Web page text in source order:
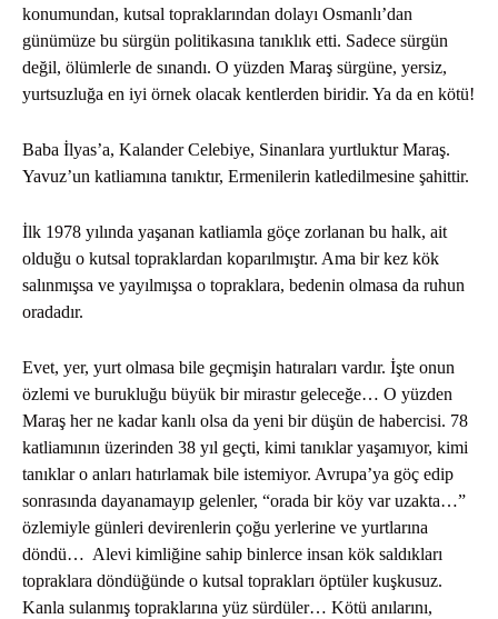
konumundan, kutsal topraklarından dolayı Osmanlı’dan
günümüze bu sürgün politikasına tanıklık etti. Sadece sürgün
değil, ölümlerle de sınandı. O yüzden Maraş sürgüne, yersiz,
yurtsuzluğa en iyi örnek olacak kentlerden biridir. Ya da en kötü!
Baba İlyas’a, Kalander Celebiye, Sinanlara yurtluktur Maraş.
Yavuz’un katliamına tanıktır, Ermenilerin katledilmesine şahittir.
İlk 1978 yılında yaşanan katliamla göçe zorlanan bu halk, ait
olduğu o kutsal topraklardan koparılmıştır. Ama bir kez kök
salınmışsa ve yayılmışsa o topraklara, bedenin olmasa da ruhun
oradadır.
Evet, yer, yurt olmasa bile geçmişin hatıraları vardır. İşte onun
özlemi ve burukluğu büyük bir mirastır geleceğe… O yüzden
Maraş her ne kadar kanlı olsa da yeni bir düşün de habercisi. 78
katliamının üzerinden 38 yıl geçti, kimi tanıklar yaşamıyor, kimi
tanıklar o anları hatırlamak bile istemiyor. Avrupa’ya göç edip
sonrasında dayanamayıp gelenler, “orada bir köy var uzakta…”
özlemiyle günleri devirenlerin çoğu yerlerine ve yurtlarına
döndü… Alevi kimliğine sahip binlerce insan kök saldıkları
topraklara döndüğünde o kutsal toprakları öptüler kuşkusuz.
Kanla sulanmış topraklarına yüz sürdüler… Kötü anılarını,